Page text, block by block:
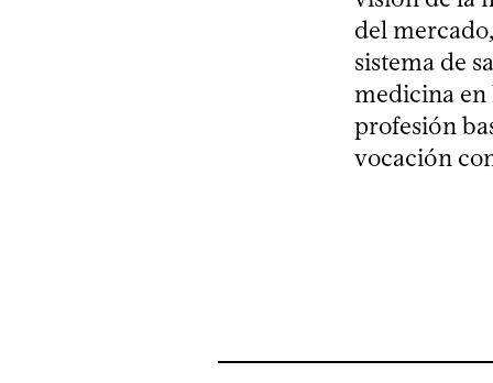
del
sistema de
medicina en
profesión
vocación